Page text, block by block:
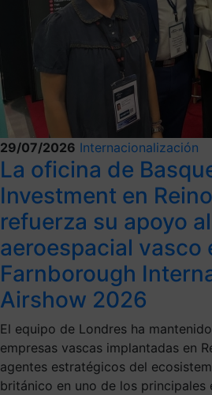
29/07/2026 Internacionalización
La oficina de
Investment en
refuerza su apoyo
aeroespacial vasco
Farnborough
Airshow 2026
El equipo de Londres ha
empresas vascas implantadas en
agentes estratégicos del
británico en uno de los principales